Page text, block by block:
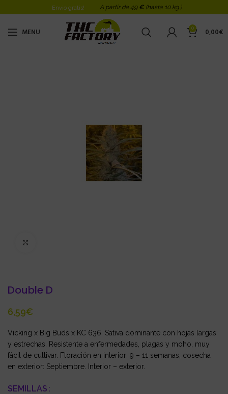
Envio gratis! A partir de 49 € (hasta 10 kg )
MENU 0 0,00€
Double D
€
Vicking x Big Buds x KC 636. Sativa dominante con hojas largas
y estrechas. Resistente a enfermedades, plagas y moho, muy
fácil de cultivar. Floración en interior: 9 – 11 semanas; cosecha
en exterior: Septiembre. Interior – exterior.
SEMILLAS